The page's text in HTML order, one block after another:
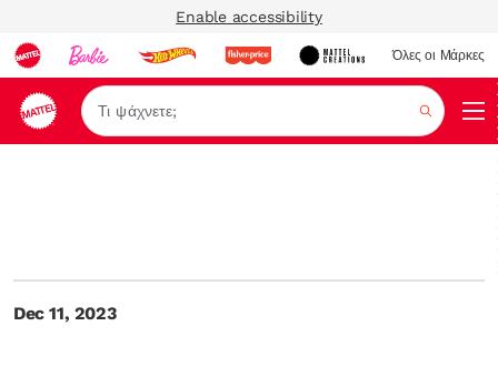
Enable accessibility
Όλες οι Μάρκες
Dec 11, 2023